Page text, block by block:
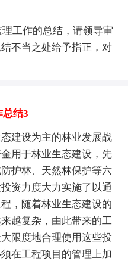
工作的总结，请领导审
不当之处给予指正，对
总结3
建设为主的林业发展战
用于林业生态建设，先
护林、天然林保护等六
资力度大力实施了以通
，随着林业生态建设的
越复杂，由此带来的工
限度地合理使用这些投
在工程项目的管理上加